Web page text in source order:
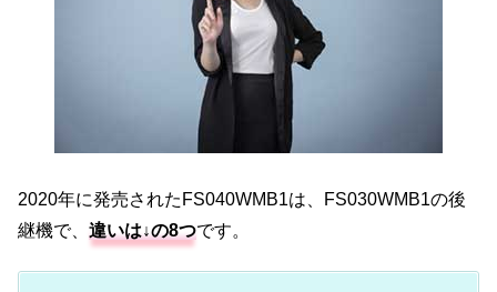
2020年に発売されたFS040WMB1は、FS030WMB1の後
継機で、 違いは↓の8つです。